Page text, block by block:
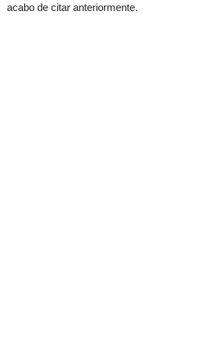
acabo de citar anteriormente.